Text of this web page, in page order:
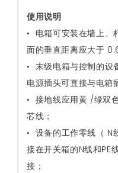
使用说明
• 电箱可安装在墙上、
面的垂直距离应大于
• 末级电箱与控制的设
电源插头可直接与电箱
• 接地线应用黄 /绿双
芯线；
• 设备的工作零线（ N
接在开关箱的N线和PE
接；